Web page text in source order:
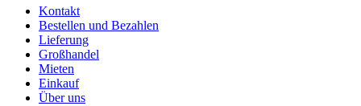
Kontakt
Bestellen und Bezahlen
Lieferung
Großhandel
Mieten
Einkauf
Über uns